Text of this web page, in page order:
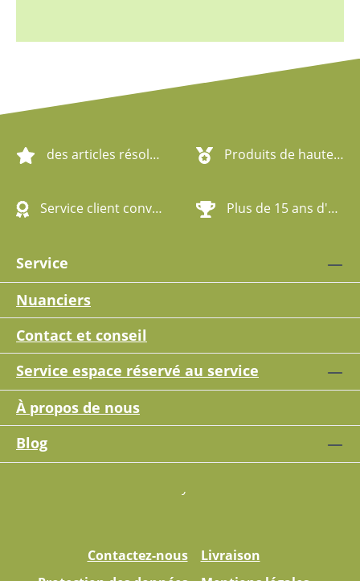
des articles résolument écologiques Produits de haute qualité
Service client convivial Plus de 15 ans d'expérience
Service
Nuanciers
Contact et conseil
Service espace réservé au service
À propos de nous
Blog
Contactez-nous
Livraison